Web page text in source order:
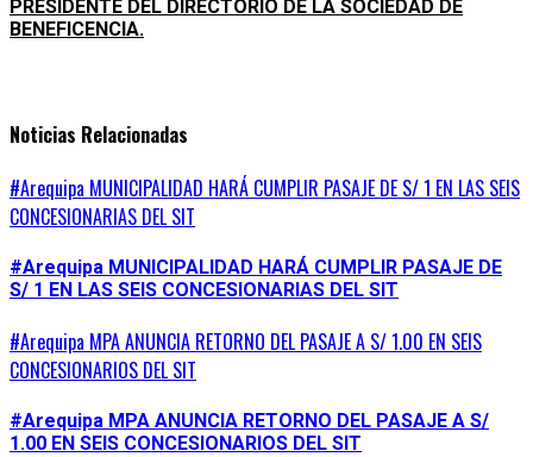
PRESIDENTE DEL DIRECTORIO DE LA SOCIEDAD DE
BENEFICENCIA.
Noticias Relacionadas
#Arequipa MUNICIPALIDAD HARÁ CUMPLIR PASAJE DE S/ 1 EN LAS SEIS
CONCESIONARIAS DEL SIT
#Arequipa MUNICIPALIDAD HARÁ CUMPLIR PASAJE DE
S/ 1 EN LAS SEIS CONCESIONARIAS DEL SIT
#Arequipa MPA ANUNCIA RETORNO DEL PASAJE A S/ 1.00 EN SEIS
CONCESIONARIOS DEL SIT
#Arequipa MPA ANUNCIA RETORNO DEL PASAJE A S/
1.00 EN SEIS CONCESIONARIOS DEL SIT